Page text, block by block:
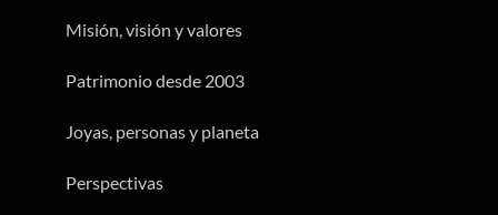
Misión, visión y valores
Patrimonio desde 2003
Joyas, personas y planeta
Perspectivas